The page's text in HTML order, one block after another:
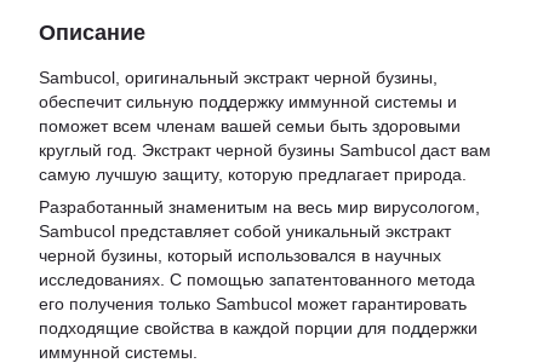
Описание
Sambucol, оригинальный экстракт черной бузины,
обеспечит сильную поддержку иммунной системы и
поможет всем членам вашей семьи быть здоровыми
круглый год. Экстракт черной бузины Sambucol даст вам
самую лучшую защиту, которую предлагает природа.
Разработанный знаменитым на весь мир вирусологом,
Sambucol представляет собой уникальный экстракт
черной бузины, который использовался в научных
исследованиях. С помощью запатентованного метода
его получения только Sambucol может гарантировать
подходящие свойства в каждой порции для поддержки
иммунной системы.